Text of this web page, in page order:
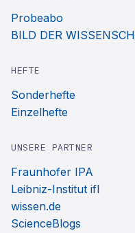
Probeabo
BILD DER
HEFTE
Sonderhefte
Einzelhefte
UNSERE PARTNER
Fraunhofer IPA
Leibniz-Institut ifl
wissen.de
ScienceBlogs